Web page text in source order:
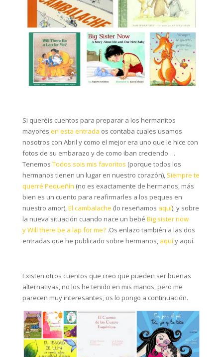
Si queréis cuentos para preparar a los hermanitos
mayores en esta entrada os contaba cuales usamos
nosotros con Abril y como el mejor era uno que le hice con
fotos de su embarazo y de como iban creciendo….
Tenemos Todos sois mis favoritos (porque todos los
hermanos tienen un lugar en nuestro corazón), Siempre te
querré Pequeñín (no es exactamente de hermanos, más
bien es un cuento para reafirmarles a los peques en
nuestro amor),El cambalache (lo reseñamos aquí), y sobre
la nueva situación cuando nace un bebé Big sister now
yWill there be a lap for me?.Os enlazo también a las dos
entradas que he publicado sobre hermanos, aquíy aquí.
Existen otros cuentos que creo que pueden ser buenas
alternativas, no los he tenido en mis manos, pero me
parecen muy interesantes, os lo pongo a continuación.